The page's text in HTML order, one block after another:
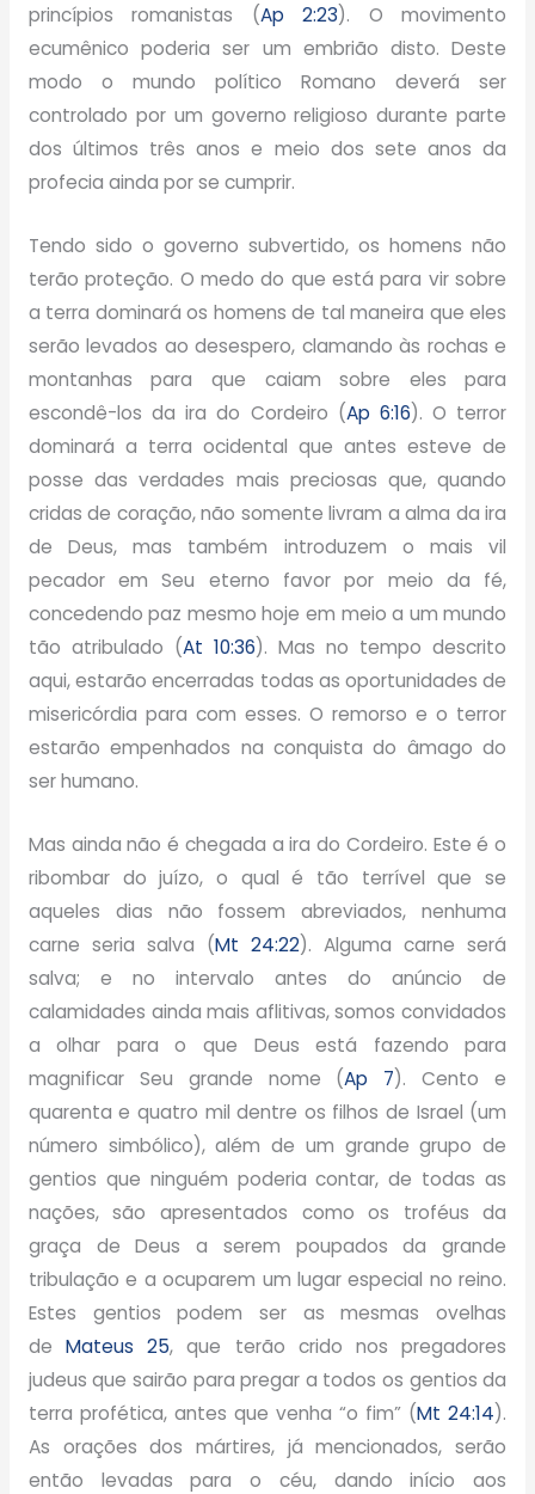
princípios romanistas (Ap 2:23). O movimento
ecumênico poderia ser um embrião disto. Deste
modo o mundo político Romano deverá ser
controlado por um governo religioso durante parte
dos últimos três anos e meio dos sete anos da
profecia ainda por se cumprir.
Tendo sido o governo subvertido, os homens não
terão proteção. O medo do que está para vir sobre
a terra dominará os homens de tal maneira que eles
serão levados ao desespero, clamando às rochas e
montanhas para que caiam sobre eles para
escondê-los da ira do Cordeiro (Ap 6:16). O terror
dominará a terra ocidental que antes esteve de
posse das verdades mais preciosas que, quando
cridas de coração, não somente livram a alma da ira
de Deus, mas também introduzem o mais vil
pecador em Seu eterno favor por meio da fé,
concedendo paz mesmo hoje em meio a um mundo
tão atribulado (At 10:36). Mas no tempo descrito
aqui, estarão encerradas todas as oportunidades de
misericórdia para com esses. O remorso e o terror
estarão empenhados na conquista do âmago do
ser humano.
Mas ainda não é chegada a ira do Cordeiro. Este é o
ribombar do juízo, o qual é tão terrível que se
aqueles dias não fossem abreviados, nenhuma
carne seria salva (Mt 24:22). Alguma carne será
salva; e no intervalo antes do anúncio de
calamidades ainda mais aflitivas, somos convidados
a olhar para o que Deus está fazendo para
magnificar Seu grande nome (Ap 7). Cento e
quarenta e quatro mil dentre os filhos de Israel (um
número simbólico), além de um grande grupo de
gentios que ninguém poderia contar, de todas as
nações, são apresentados como os troféus da
graça de Deus a serem poupados da grande
tribulação e a ocuparem um lugar especial no reino.
Estes gentios podem ser as mesmas ovelhas
deMateus 25, que terão crido nos pregadores
judeus que sairão para pregar a todos os gentios da
terra profética, antes que venha “o fim” (Mt 24:14).
As orações dos mártires, já mencionados, serão
então levadas para o céu, dando início aos